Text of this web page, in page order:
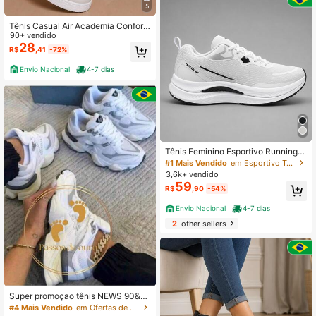
5
Tênis Casual Air Academia Confort
ável Caminhada Skate Unissex
90+ vendido
R$28 ,41 -72%
Envio Nacional 4-7 dias
Super promoçao tênis NEWS 90&6
0 Premium Lançamento sapatênis
#4 Mais Vendido
em Ofertas de novos produtos Sapatos esportivos ca
Tênis Feminino Esportivo Running A
cademia Corrida Malha Treino
#1 Mais Vendido
em Esportivo Tênis Feminino
3,6k+ vendido
R$59 ,90 -54%
Envio Nacional 4-7 dias
2other sellers